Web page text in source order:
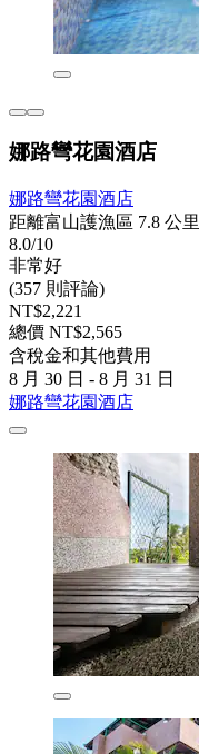
娜路彎花園酒店
娜路彎花園酒店
距離富山護漁區 7.8 公里
8.0/10
非常好
(357 則評論)
NT$2,221
總價 NT$2,565
含稅金和其他費用
8 月 30 日 - 8 月 31 日
娜路彎花園酒店